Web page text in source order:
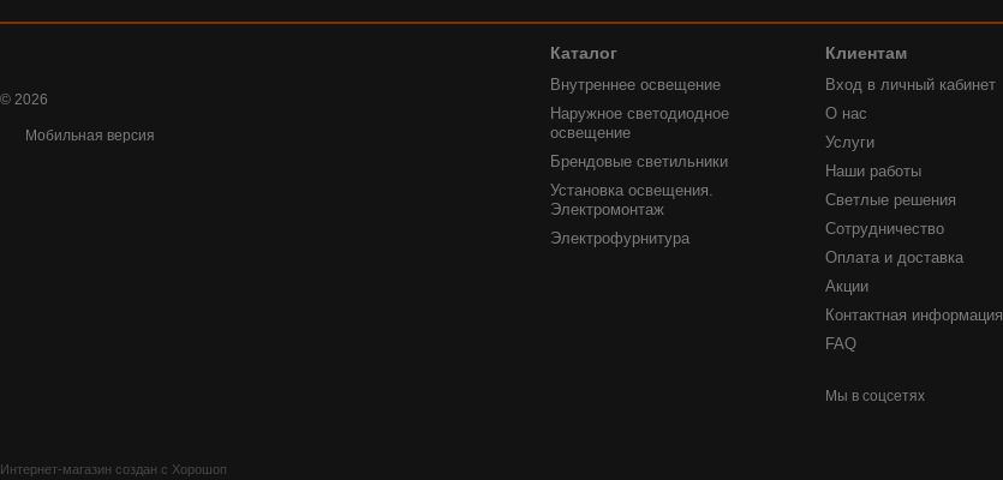
© 2026
Мобильная версия
Интернет-магазин создан с Хорошоп
Каталог
Внутреннее освещение
Наружное светодиодное
освещение
Брендовые светильники
Установка освещения.
Электромонтаж
Электрофурнитура
Клиентам
Вход в личный кабинет
О нас
Услуги
Наши работы
Светлые решения
Сотрудничество
Оплата и доставка
Акции
Контактная информация
FAQ
Мы в соцсетях